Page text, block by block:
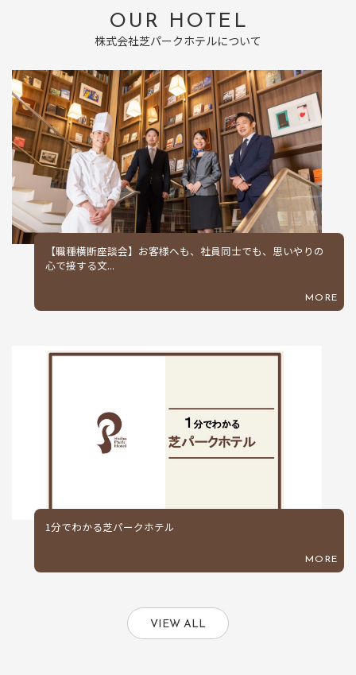
OUR HOTEL
株式会社芝パークホテルについて
【職種横断座談会】お客様へも、社員同士でも、思いやりの
心で接する文...
MORE
1分でわかる芝パークホテル
MORE
VIEW ALL